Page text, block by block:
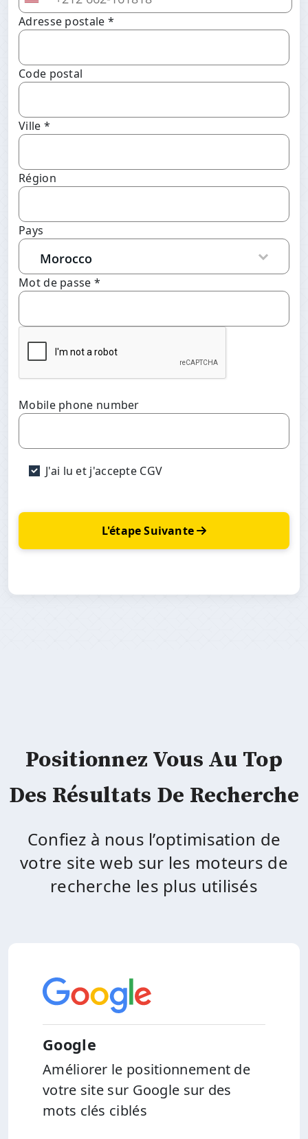
Adresse postale *
Code postal
Ville *
Région
Pays
Mot de passe *
Mobile phone number
J'ai lu et j'accepte CGV
L'étape Suivante
Positionnez Vous Au Top
Des Résultats De Recherche
Confiez à nous l’optimisation de
votre site web sur les moteurs de
recherche les plus utilisés
Google
Améliorer le positionnement de
votre site sur Google sur des
mots clés ciblés